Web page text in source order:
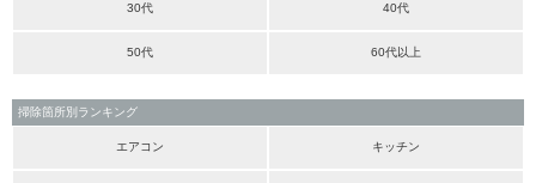
30代 40代
50代 60代以上
掃除箇所別ランキング
エアコン キッチン